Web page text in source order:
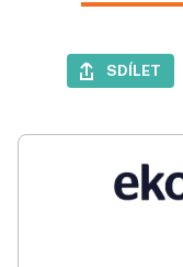
SDÍLET